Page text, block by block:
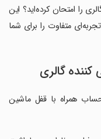
را امتحان کرده‌اید؟ این
متفاوت را برای شما
گالری
همراه با قفل ماشین